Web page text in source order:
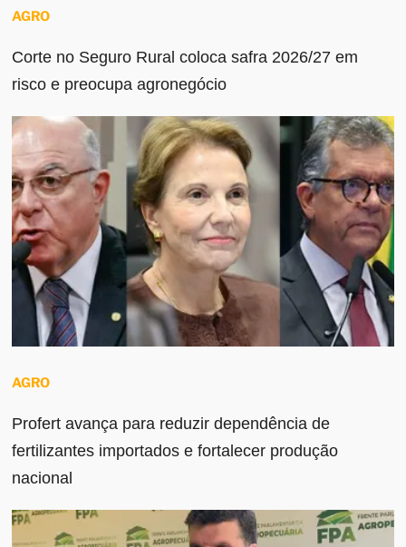
AGRO
Corte no Seguro Rural coloca safra 2026/27 em
risco e preocupa agronegócio
AGRO
Profert avança para reduzir dependência de
fertilizantes importados e fortalecer produção
nacional